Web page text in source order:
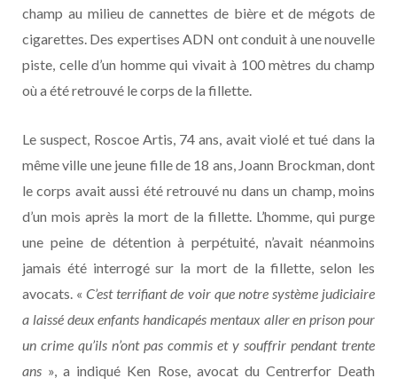
champ au milieu de cannettes de bière et de mégots de
cigarettes. Des expertises ADN ont conduit à une nouvelle
piste, celle d’un homme qui vivait à 100 mètres du champ
où a été retrouvé le corps de la fillette.
Le suspect, Roscoe Artis, 74 ans, avait violé et tué dans la
même ville une jeune fille de 18 ans, Joann Brockman, dont
le corps avait aussi été retrouvé nu dans un champ, moins
d’un mois après la mort de la fillette. L’homme, qui purge
une peine de détention à perpétuité, n’avait néanmoins
jamais été interrogé sur la mort de la fillette, selon les
avocats. «C’est terrifiant de voir que notre système judiciaire
a laissé deux enfants handicapés mentaux aller en prison pour
un crime qu’ils n’ont pas commis et y souffrir pendant trente
ans », a indiqué Ken Rose, avocat du Centrerfor Death